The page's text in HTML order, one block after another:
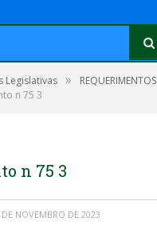
Legislativas »
REQUERIMENTOS
n 75 3
n 75 3
DE NOVEMBRO DE 2023